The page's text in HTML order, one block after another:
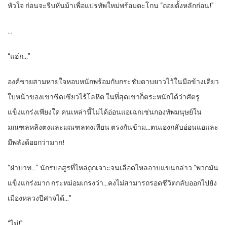
หัวใจ ก่อนจะรีบหันม้าเพื่อแปรทัพใหม่พร้อมตะโกน “ถอยตั้งหลักก่อน!”
…
“แฮ่ก…”
องค์ชายสามหายใจหอบหนักพร้อมกับกระชับดาบยาวไว้ในมือข้างเดียว
ใบหน้าของเขาซีดเซียวไร้โลหิต ในที่สุดเขาก็ตระหนักได้ว่าศัตรู
แข็งแกร่งเพียงใด คนเหล่านี้ไม่ได้อ่อนแอเฉกเช่นกองทัพมนุษย์ใน
มณฑลหลิงตงและมณฑลทงเทียน ตรงกันข้าม…ตนเองกลับอ่อนแอและ
มีพลังด้อยกว่ามาก!
“ฝ่าบาท…” นักรบอสูรที่ไหล่ถูกเจาะจนเลือดไหลอาบแขนกล่าว “พวกมัน
แข็งแกร่งมาก กระหม่อมเกรงว่า…คงไม่สามารถรอดชีวิตกลับออกไปยัง
เมืองหลวงปีศาจได้…”